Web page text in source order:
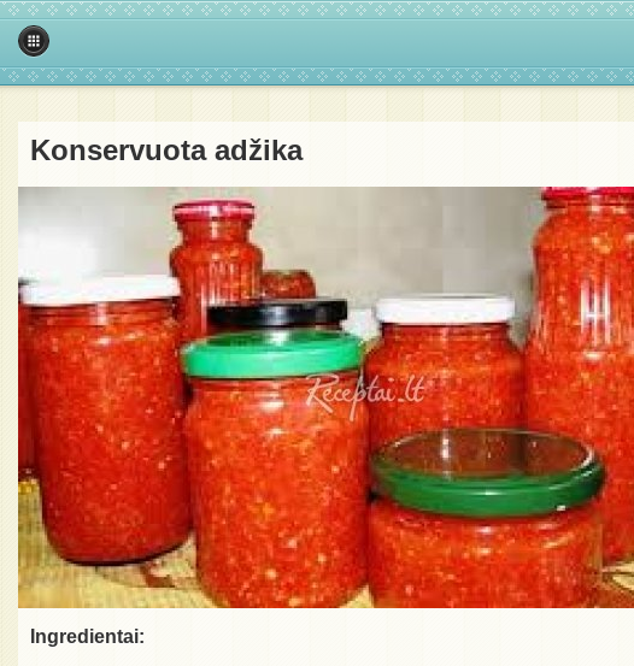
Konservuota adžika
Ingredientai: